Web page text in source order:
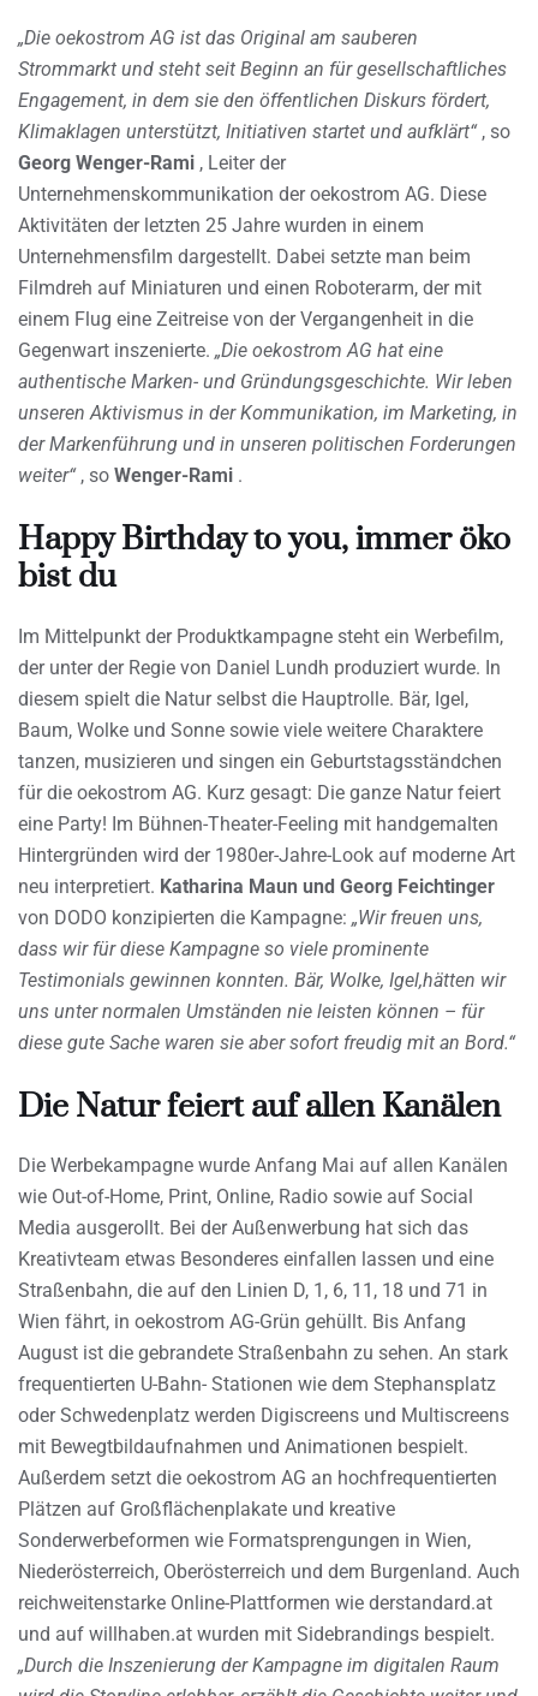
„Die oekostrom AG ist das Original am sauberen
Strommarkt und steht seit Beginn an für gesellschaftliches
Engagement, in dem sie den öffentlichen Diskurs fördert,
Klimaklagen unterstützt, Initiativen startet und aufklärt“, so
Georg Wenger-Rami , Leiter der
Unternehmenskommunikation der oekostrom AG. Diese
Aktivitäten der letzten 25 Jahre wurden in einem
Unternehmensfilm dargestellt. Dabei setzte man beim
Filmdreh auf Miniaturen und einen Roboterarm, der mit
einem Flug eine Zeitreise von der Vergangenheit in die
Gegenwart inszenierte. „Die oekostrom AG hat eine
authentische Marken- und Gründungsgeschichte. Wir leben
unseren Aktivismus in der Kommunikation, im Marketing, in
der Markenführung und in unseren politischen Forderungen
weiter“, so Wenger-Rami .
Happy Birthday to you, immer öko
bist du
Im Mittelpunkt der Produktkampagne steht ein Werbefilm,
der unter der Regie von Daniel Lundh produziert wurde. In
diesem spielt die Natur selbst die Hauptrolle. Bär, Igel,
Baum, Wolke und Sonne sowie viele weitere Charaktere
tanzen, musizieren und singen ein Geburtstagsständchen
für die oekostrom AG. Kurz gesagt: Die ganze Natur feiert
eine Party! Im Bühnen-Theater-Feeling mit handgemalten
Hintergründen wird der 1980er-Jahre-Look auf moderne Art
neu interpretiert. Katharina Maun und Georg Feichtinger
von DODO konzipierten die Kampagne: „Wir freuen uns,
dass wir für diese Kampagne so viele prominente
Testimonials gewinnen konnten. Bär, Wolke, Igel,hätten wir
uns unter normalen Umständen nie leisten können – für
diese gute Sache waren sie aber sofort freudig mit an Bord.“
Die Natur feiert auf allen Kanälen
Die Werbekampagne wurde Anfang Mai auf allen Kanälen
wie Out-of-Home, Print, Online, Radio sowie auf Social
Media ausgerollt. Bei der Außenwerbung hat sich das
Kreativteam etwas Besonderes einfallen lassen und eine
Straßenbahn, die auf den Linien D, 1, 6, 11, 18 und 71 in
Wien fährt, in oekostrom AG-Grün gehüllt. Bis Anfang
August ist die gebrandete Straßenbahn zu sehen. An stark
frequentierten U-Bahn- Stationen wie dem Stephansplatz
oder Schwedenplatz werden Digiscreens und Multiscreens
mit Bewegtbildaufnahmen und Animationen bespielt.
Außerdem setzt die oekostrom AG an hochfrequentierten
Plätzen auf Großflächenplakate und kreative
Sonderwerbeformen wie Formatsprengungen in Wien,
Niederösterreich, Oberösterreich und dem Burgenland. Auch
reichweitenstarke Online-Plattformen wie derstandard.at
und auf willhaben.at wurden mit Sidebrandings bespielt.
„Durch die Inszenierung der Kampagne im digitalen Raum